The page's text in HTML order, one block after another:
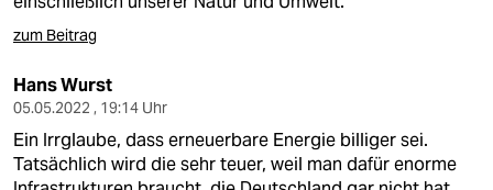
zum Beitrag
Hans Wurst
05.05.2022 , 19:14 Uhr
Ein Irrglaube, dass erneuerbare Energie billiger sei.
Tatsächlich wird die sehr teuer, weil man dafür enorme